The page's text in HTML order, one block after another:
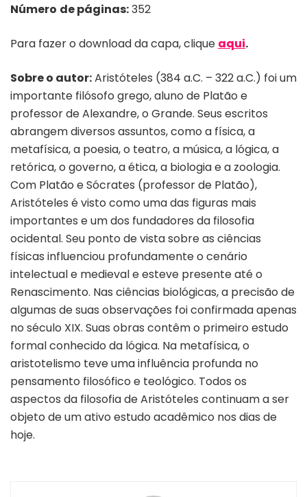
Número de páginas:352
Para fazer o download da capa, clique aqui.
Sobre o autor:Aristóteles (384 a.C. – 322 a.C.) foi um
importante filósofo grego, aluno de Platão e
professor de Alexandre, o Grande. Seus escritos
abrangem diversos assuntos, como a física, a
metafísica, a poesia, o teatro, a música, a lógica, a
retórica, o governo, a ética, a biologia e a zoologia.
Com Platão e Sócrates (professor de Platão),
Aristóteles é visto como uma das figuras mais
importantes e um dos fundadores da filosofia
ocidental. Seu ponto de vista sobre as ciências
físicas influenciou profundamente o cenário
intelectual e medieval e esteve presente até o
Renascimento. Nas ciências biológicas, a precisão de
algumas de suas observações foi confirmada apenas
no século XIX. Suas obras contêm o primeiro estudo
formal conhecido da lógica. Na metafísica, o
aristotelismo teve uma influência profunda no
pensamento filosófico e teológico. Todos os
aspectos da filosofia de Aristóteles continuam a ser
objeto de um ativo estudo acadêmico nos dias de
hoje.